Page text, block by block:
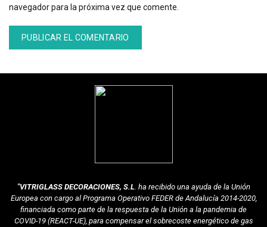
navegador para la próxima vez que comente.
"VITRIGLASS DECORACIONES, S.L. ha recibido una ayuda de la Unión
Europea con cargo al Programa Operativo FEDER de Andalucía 2014-2020,
financiada como parte de la respuesta de la Unión a la pandemia de
COVID-19 (REACT-UE), para compensar el sobrecoste energético de gas